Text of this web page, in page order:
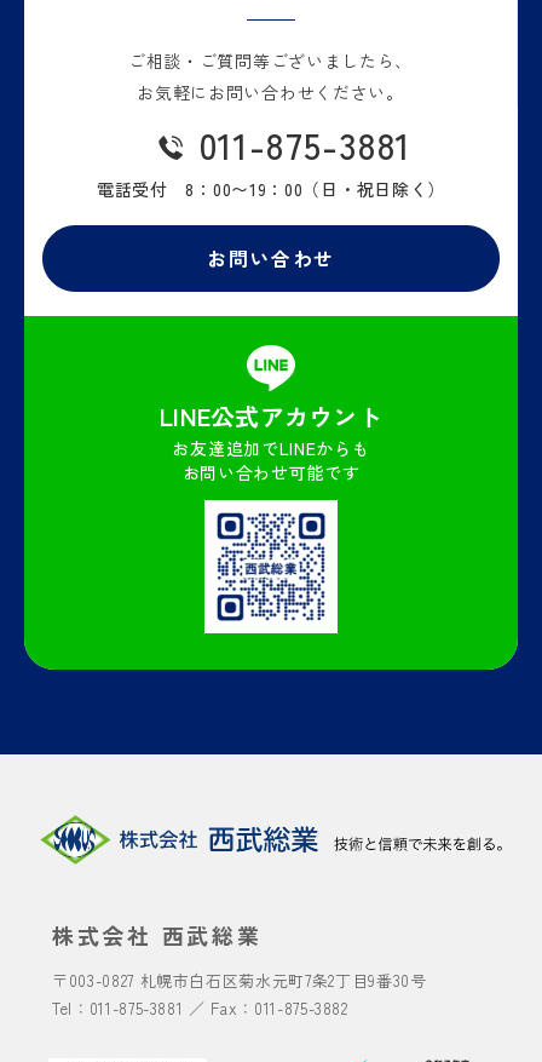
ご相談・ご質問等 ございましたら、
お気軽に お問い合わせください。
011-875-3881
電話受付 8：00〜19：00 （日・祝日除く）
お問い合わせ
LINE公式アカウント
お友達追加でLINEからも
お問い合わせ可能です
株式会社 西武総業
〒003-0827 札幌市白石区菊水元町7条2丁目9番30号
Tel： 011-875-3881 ／ Fax：011-875-3882